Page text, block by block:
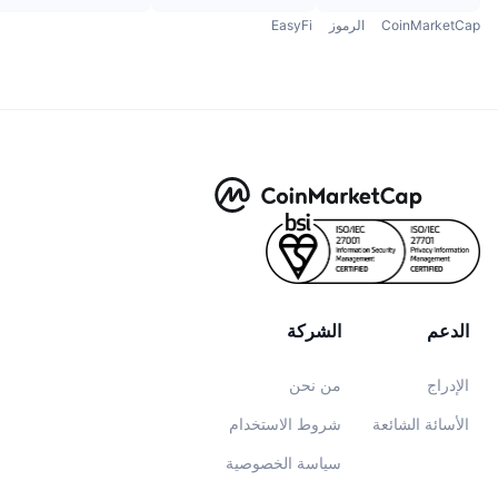
CoinMarketCap الرموز EasyFi
الشركة
من نحن
شروط الاستخدام
سياسة الخصوصية
الدعم
الإدراج
الأسائة الشائعة